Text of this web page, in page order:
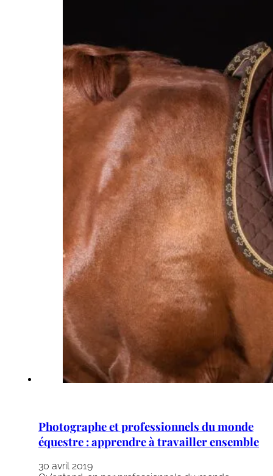
Photographe et professionnels du monde
équestre : apprendre à travailler ensemble
30 avril 2019